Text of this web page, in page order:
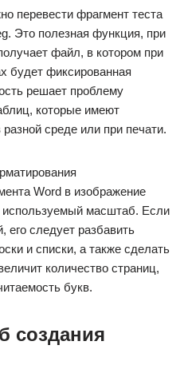
перевести фрагмент теста
Это полезная функция, при
файл, в котором при
будет фиксированная
решает проблему
которые имеют
среде или при печати.
Word в изображение
используемый масштаб. Если
его следует разбавить
и списки, а также сделать
количество страниц,
букв.
создания